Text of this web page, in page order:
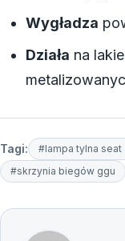
Wygładza
Działa na
Tagi: #lampa tylna seat
#skrzynia biegów ggu